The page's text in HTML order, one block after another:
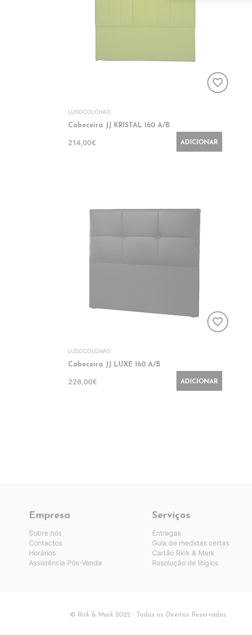
favorite_border
LUSOCOLCHAO
Cabeceira JJ KRISTAL 160 A/B
214,00€ ADICIONAR
favorite_border
LUSOCOLCHAO
Cabeceira JJ LUXE 160 A/B
226,00€ ADICIONAR
Empresa
Sobre nós
Contactos
Horários
Assistência Pós-Venda
Serviços
Entregas
Guia de medidas certas
Cartão Rick & Mark
Resolução de litígios
© Rick & Mark 2022 - Todos os Direitos Reservados